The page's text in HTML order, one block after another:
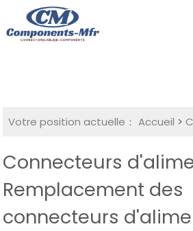
Votre position actuelle： Accueil >
Connecteurs
Remplacement des
connecteurs